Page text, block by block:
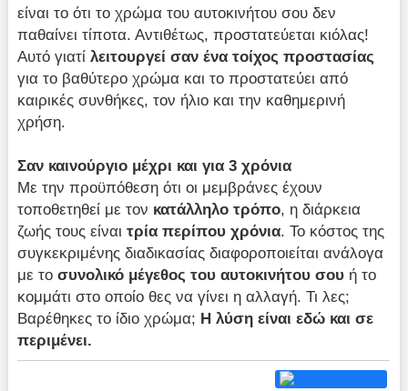
είναι το ότι το χρώμα του αυτοκινήτου σου δεν
παθαίνει τίποτα. Αντιθέτως, προστατεύεται κιόλας!
Αυτό γιατίλειτουργεί σαν ένα τοίχος προστασίας
για το βαθύτερο χρώμα και το προστατεύει από
καιρικές συνθήκες, τον ήλιο και την καθημερινή
χρήση.
Σαν καινούργιο μέχρι και για 3 χρόνια
Με την προϋπόθεση ότι οι μεμβράνες έχουν
τοποθετηθεί με τον κατάλληλο τρόπο, η διάρκεια
ζωής τους είναιτρία περίπου χρόνια. Το κόστος της
συγκεκριμένης διαδικασίας διαφοροποιείται ανάλογα
με τοσυνολικό μέγεθος του αυτοκινήτου σου ή το
κομμάτι στο οποίο θες να γίνει η αλλαγή. Τι λες;
Βαρέθηκες το ίδιο χρώμα; Η λύση είναι εδώ και σε
περιμένει.